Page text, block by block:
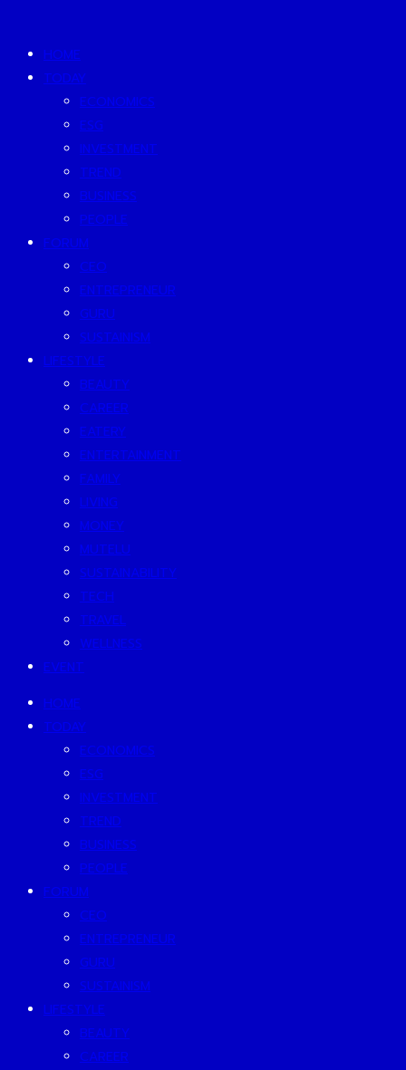
HOME
TODAY
ECONOMICS
ESG
INVESTMENT
TREND
BUSINESS
PEOPLE
FORUM
CEO
ENTREPRENEUR
GURU
SUSTAINISM
LIFESTYLE
BEAUTY
CAREER
EATERY
ENTERTAINMENT
FAMILY
LIVING
MONEY
MUTELU
SUSTAINABILITY
TECH
TRAVEL
WELLNESS
EVENT
HOME
TODAY
ECONOMICS
ESG
INVESTMENT
TREND
BUSINESS
PEOPLE
FORUM
CEO
ENTREPRENEUR
GURU
SUSTAINISM
LIFESTYLE
BEAUTY
CAREER